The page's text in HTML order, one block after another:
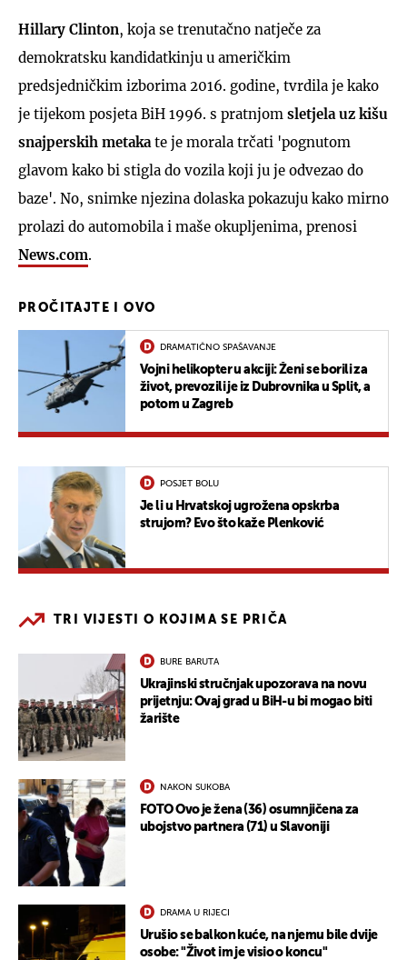
Hillary Clinton, koja se trenutačno natječe za
demokratsku kandidatkinju u američkim
predsjedničkim izborima 2016. godine, tvrdila je kako
je tijekom posjeta BiH 1996. s pratnjom sletjela uz kišu
snajperskih metaka te je morala trčati 'pognutom
glavom kako bi stigla do vozila koji ju je odvezao do
baze'. No, snimke njezina dolaska pokazuju kako mirno
prolazi do automobila i maše okupljenima, prenosi
News.com.
PROČITAJTE I OVO
DRAMATIČNO SPAŠAVANJE
Vojni helikopter u akciji: Ženi se borili za
život, prevozili je iz Dubrovnika u Split, a
potom u Zagreb
POSJET BOLU
Je li u Hrvatskoj ugrožena opskrba
strujom? Evo što kaže Plenković
TRI VIJESTI O KOJIMA SE PRIČA
BURE BARUTA
Ukrajinski stručnjak upozorava na novu
prijetnju: Ovaj grad u BiH-u bi mogao biti
žarište
NAKON SUKOBA
FOTO Ovo je žena (36) osumnjičena za
ubojstvo partnera (71) u Slavoniji
DRAMA U RIJECI
Urušio se balkon kuće, na njemu bile dvije
osobe: "Život im je visio o koncu"